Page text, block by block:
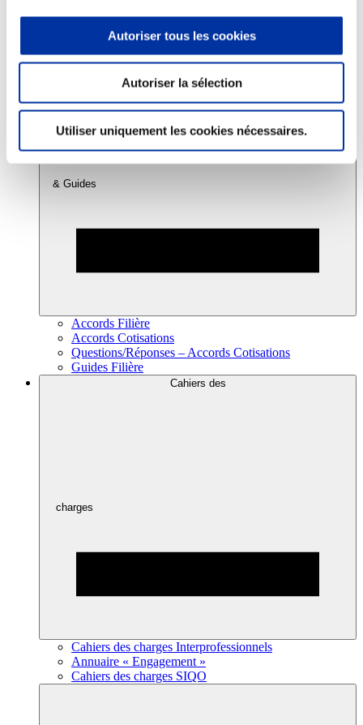
Autoriser tous les cookies
Autoriser la sélection
Utiliser uniquement les cookies nécessaires.
Juste rémunération et attractivité des métiers
Info-veille scientifique
Sources d’information
Accords
& Guides
Accords Filière
Accords Cotisations
Questions/Réponses – Accords Cotisations
Guides Filière
Cahiers des
charges
Cahiers des charges Interprofessionnels
Annuaire « Engagement »
Cahiers des charges SIQO